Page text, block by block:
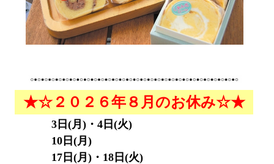
★☆２０２６年８月のお休み☆★
3日(月)・4日(火)
10日(月)
17日(月)・18日(火)